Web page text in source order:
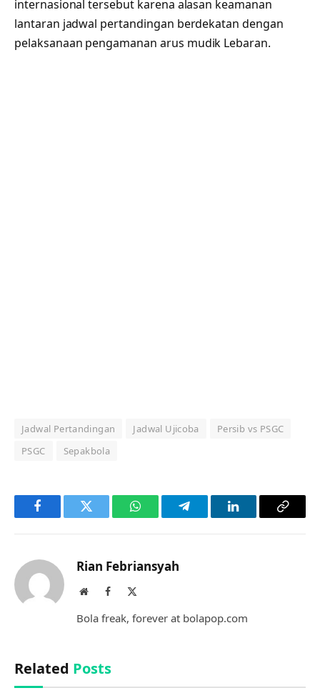
internasional tersebut karena alasan keamanan
lantaran jadwal pertandingan berdekatan dengan
pelaksanaan pengamanan arus mudik Lebaran.
Jadwal Pertandingan Jadwal Ujicoba
Persib vs PSGC
PSGC
Sepakbola
FacebookTwitter WhatsAppTelegramLinkedInCopy
Rian Febriansyah
WebsiteFacebook
Bola freak, forever at bolapop.com
Related Posts